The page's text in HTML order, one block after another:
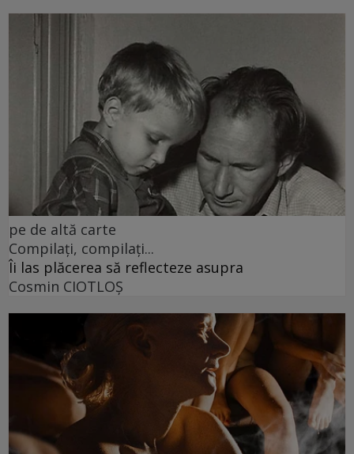
pe de altă carte
Compilați, compilați...
Îi las plăcerea să reflecteze asupra
Cosmin CIOTLOŞ